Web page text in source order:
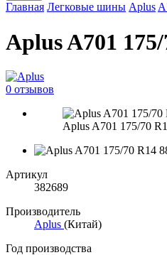
Главная Легковые шины Aplus
Aplus A701
0 отзывов
Aplus A701 175/70
Артикул
382689
Производитель
Aplus (Китай)
Год производства